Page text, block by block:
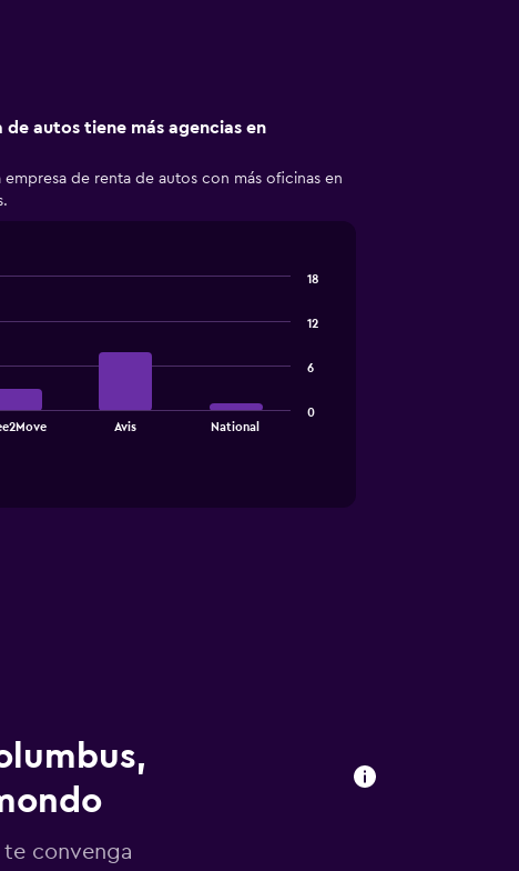
de autos tiene más agencias en
empresa de renta de autos con más oficinas en
Avis National
0
6
12
18
convenga